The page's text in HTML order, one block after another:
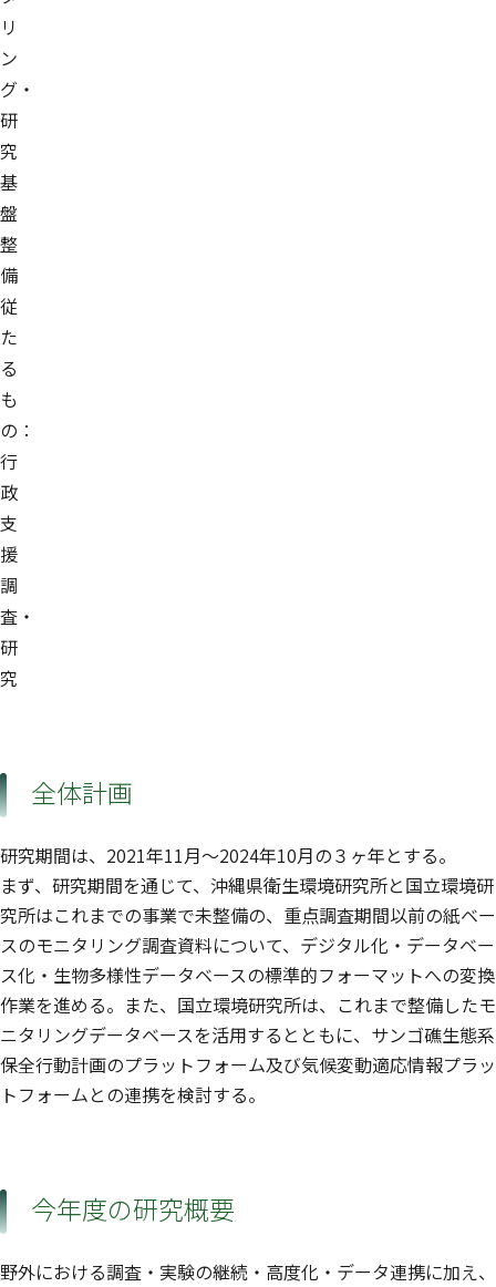
リ
ン
グ・
研
究
基
盤
整
備
従
た
る
も
の：
行
政
支
援
調
査・
研
究
全体計画
研究期間は、2021年11月〜2024年10月の３ヶ年とする。
まず、研究期間を通じて、沖縄県衛生環境研究所と国立環境研
究所はこれまでの事業で未整備の、重点調査期間以前の紙ベー
スのモニタリング調査資料について、デジタル化・データベー
ス化・生物多様性データベースの標準的フォーマットへの変換
作業を進める。また、国立環境研究所は、これまで整備したモ
ニタリングデータベースを活用するとともに、サンゴ礁生態系
保全行動計画のプラットフォーム及び気候変動適応情報プラッ
トフォームとの連携を検討する。
今年度の研究概要
野外における調査・実験の継続・高度化・データ連携に加え、